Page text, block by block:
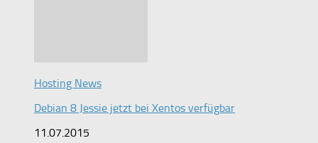
Hosting News
Debian 8 Jessie jetzt bei Xentos verfügbar
11.07.2015